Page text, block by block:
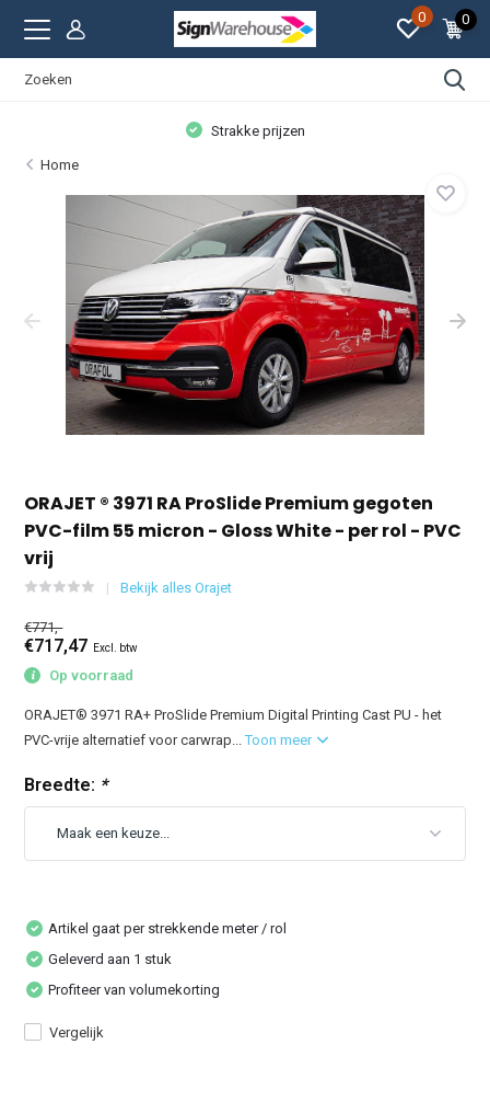
0 0
Strakke prijzen
Home
ORAJET ® 3971 RA ProSlide Premium gegoten
PVC-film 55 micron - Gloss White - per rol - PVC
vrij
Bekijk alles Orajet
€771,-
€717,47 Excl. btw
Op voorraad
ORAJET® 3971 RA+ ProSlide Premium Digital Printing Cast PU - het
PVC-vrije alternatief voor carwrap...Toon meer
Breedte: *
Artikel gaat per strekkende meter / rol
Geleverd aan 1 stuk
Profiteer van volumekorting
Vergelijk